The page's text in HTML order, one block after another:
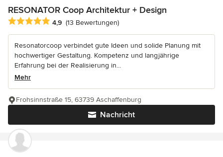
RESONATOR Coop Architektur + Design
Durchschnittliche Bewertung: 4.9 von 5 Sternen
4,9 (13 Bewertungen)
Resonatorcoop verbindet gute Ideen und solide Planung mit
hochwertiger Gestaltung. Kompetenz und langjährige
Erfahrung bei der Realisierung in...
Mehr
Nachricht
Frohsinnstraße 15, 63739 Aschaffenburg